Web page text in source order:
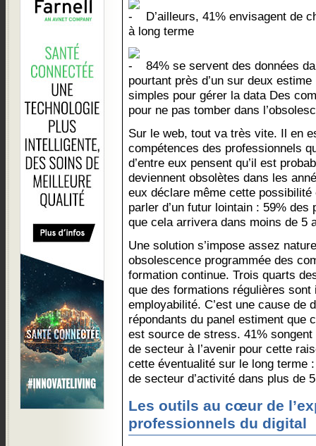
D’ailleurs, 41% envisagent de
à long terme
84% se servent des données
pourtant près d’un sur deux
simples pour gérer la data Des
pour ne pas tomber dans
Sur le web, tout va très vite. Il en
compétences des professionnels
d’entre eux pensent qu’il est
deviennent obsolètes dans les
eux déclare même cette
parler d’un futur lointain : 59%
que cela arrivera dans moins de 5
Une solution s’impose assez
obsolescence programmée des
formation continue. Trois quarts
que des formations régulières
employabilité. C’est une cause de
répondants du panel estiment que
est source de stress. 41%
de secteur à l’avenir pour cette
cette éventualité sur le long terme
de secteur d’activité dans plus de
Les outils au cœur de
professionnels du digital